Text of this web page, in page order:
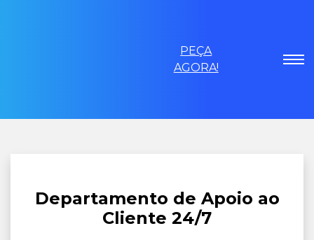
PEÇA
AGORA!
Departamento de Apoio ao
Cliente 24/7